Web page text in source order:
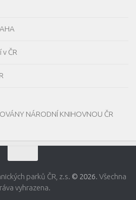
ČR
parků ČR, z.s. © 2026. Všechna
vyhrazena.